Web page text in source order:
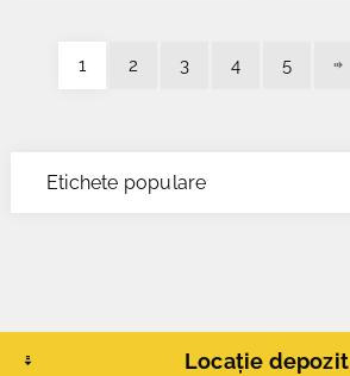
1 2 3 4 5
Etichete populare
Locație depozit